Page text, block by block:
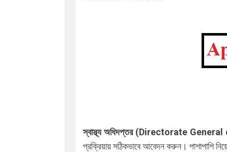
স্বাস্থ্য অধিদপ্তর (Directorate General
প্রক্রিয়ায় সঠিকভাবে আবেদন করুন। পাশাপাশি